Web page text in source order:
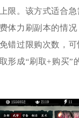
限。该方式适合
体力刷副本的情
错过限购次数，可
形成“刷取+购买”